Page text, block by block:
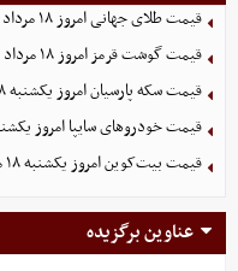
قیمت طلای جهانی امروز ۱۸ مرداد ۱۴۰۵
قیمت گوشت قرمز امروز ۱۸ مرداد ۱۴۰۵
قیمت سکه پارسیان امروز یکشنبه ۱۸ مرداد ۱۴۰۵
قیمت خودرو‌های سایپا امروز یکشنبه ۱۸ مرداد
قیمت بیت‌کوین امروز یکشنبه ۱۸ مرداد ۱۴۰۵
عناوین برگزیده